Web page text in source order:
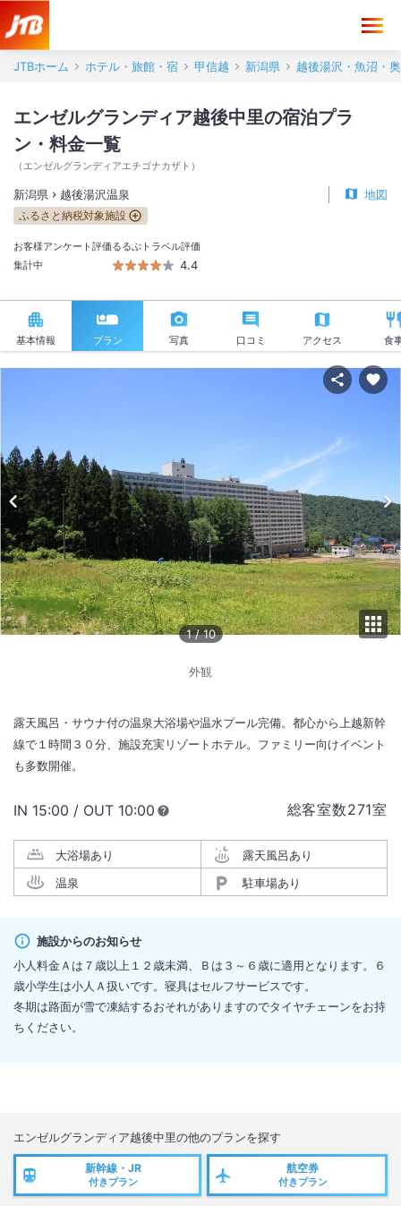
JTBホーム ホテル・旅館・宿 甲信越 新潟県 越後湯沢・魚沼・
エンゼルグランディア越後中里の宿泊プラ
ン・料金一覧
（ エンゼルグランディアエチゴナカザト ）
新潟県 越後湯沢温泉 地図
ふるさと納税対象施設
お客様アンケート評価
集計中
るるぶトラベル評価
4.4
基本情報 プラン 写真 口コミ アクセス 食
1 /10
外観
露天風呂・サウナ付の温泉大浴場や温水プール完備。都心から上越新幹
線で１時間３０分、施設充実リゾートホテル。ファミリー向けイベント
も多数開催。
総客室数271室
IN チェックイン
15:00 / OUT チェックアウト
10:00
大浴場あり
露天風呂あり
温泉
駐車場あり
施設からのお知らせ
小人料金Ａは７歳以上１２歳未満、Ｂは３～６歳に適用となります。６
歳小学生は小人Ａ扱いです。寝具はセルフサービスです。
冬期は路面が雪で凍結するおそれがありますのでタイヤチェーンをお持
ちください。
エンゼルグランディア越後中里の他のプランを探す
新幹線・JR
付きプラン
航空券
付きプラン